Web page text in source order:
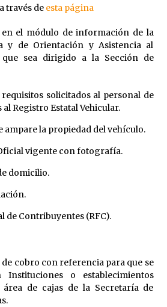
través de esta página
en el módulo de información de la
y de Orientación y Asistencia al
que sea dirigido a la Sección de
solicitados al personal de
Registro Estatal Vehicular.
ampare la propiedad del vehículo.
vigente con fotografía.
domicilio.
de Contribuyentes (RFC).
de cobro con referencia para que se
o establecimientos
de cajas de la Secretaría de